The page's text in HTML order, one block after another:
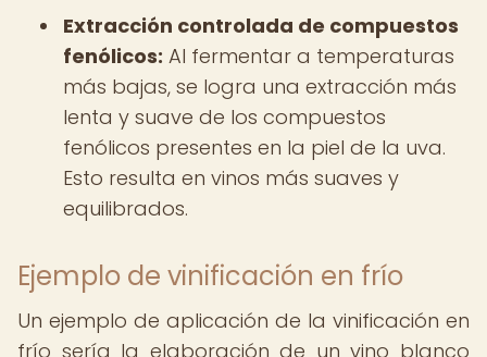
Extracción controlada de compuestos
fenólicos: Al fermentar a temperaturas
más bajas, se logra una extracción más
lenta y suave de los compuestos
fenólicos presentes en la piel de la uva.
Esto resulta en vinos más suaves y
equilibrados.
Ejemplo de vinificación en frío
Un ejemplo de aplicación de la vinificación en
frío sería la elaboración de un vino blanco